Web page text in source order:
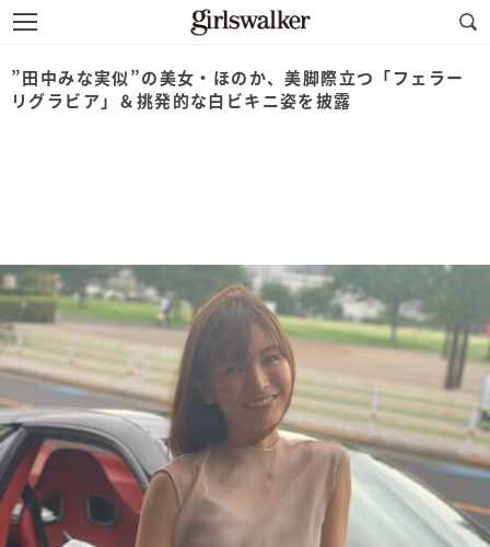
”田中みな実似”の美女・ほのか、美脚際立つ「フェラー
リグラビア」＆挑発的な白ビキニ姿を披露